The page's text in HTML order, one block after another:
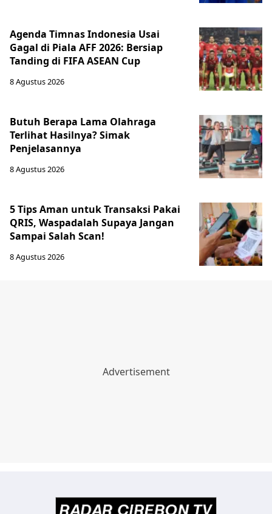
Agenda Timnas Indonesia Usai
Gagal di Piala AFF 2026: Bersiap
Tanding di FIFA ASEAN Cup
8 Agustus 2026
Butuh Berapa Lama Olahraga
Terlihat Hasilnya? Simak
Penjelasannya
8 Agustus 2026
5 Tips Aman untuk Transaksi Pakai
QRIS, Waspadalah Supaya Jangan
Sampai Salah Scan!
8 Agustus 2026